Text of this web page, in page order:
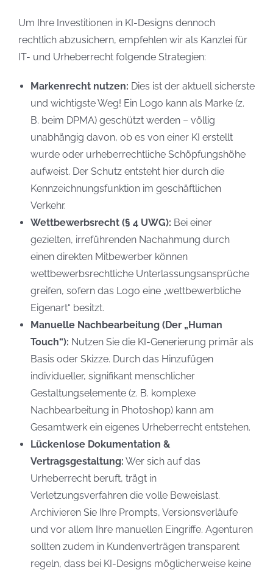
Um Ihre Investitionen in KI-Designs dennoch
rechtlich abzusichern, empfehlen wir als Kanzlei für
IT- und Urheberrecht folgende Strategien:
Markenrecht nutzen: Dies ist der aktuell sicherste
und wichtigste Weg! Ein Logo kann als Marke (z.
B. beim DPMA) geschützt werden – völlig
unabhängig davon, ob es von einer KI erstellt
wurde oder urheberrechtliche Schöpfungshöhe
aufweist. Der Schutz entsteht hier durch die
Kennzeichnungsfunktion im geschäftlichen
Verkehr.
Wettbewerbsrecht (§ 4 UWG): Bei einer
gezielten, irreführenden Nachahmung durch
einen direkten Mitbewerber können
wettbewerbsrechtliche Unterlassungsansprüche
greifen, sofern das Logo eine „wettbewerbliche
Eigenart“ besitzt.
Manuelle Nachbearbeitung (Der „Human
Touch“): Nutzen Sie die KI-Generierung primär als
Basis oder Skizze. Durch das Hinzufügen
individueller, signifikant menschlicher
Gestaltungselemente (z. B. komplexe
Nachbearbeitung in Photoshop) kann am
Gesamtwerk ein eigenes Urheberrecht entstehen.
Lückenlose Dokumentation &
Vertragsgestaltung: Wer sich auf das
Urheberrecht beruft, trägt in
Verletzungsverfahren die volle Beweislast.
Archivieren Sie Ihre Prompts, Versionsverläufe
und vor allem Ihre manuellen Eingriffe. Agenturen
sollten zudem in Kundenverträgen transparent
regeln, dass bei KI-Designs möglicherweise keine